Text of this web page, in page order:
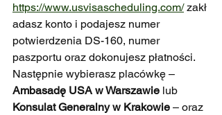
https://www.usvisascheduling.com/ zakł
adasz konto i podajesz numer
potwierdzenia DS-160, numer
paszportu oraz dokonujesz płatności.
Następnie wybierasz placówkę –
Ambasadę USA w Warszawie lub
Konsulat Generalny w Krakowie – oraz